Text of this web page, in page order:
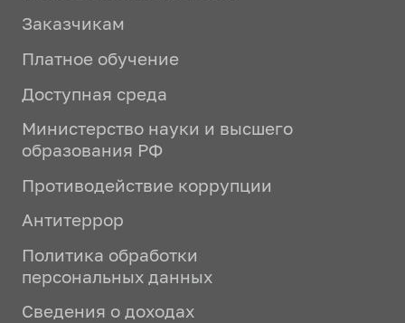
Заказчикам
Платное обучение
Доступная среда
Министерство науки и высшего
образования РФ
Противодействие коррупции
Антитеррор
Политика обработки
персональных данных
Сведения о доходах